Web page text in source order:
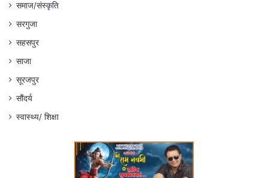
समाज/संस्कृति
सरगुजा
सहसपुर
साजा
सूरजपुर
सौंदर्य
स्वास्थ्य/ शिक्षा